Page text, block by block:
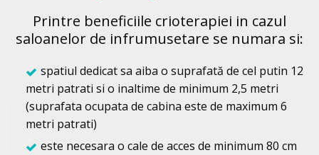
Printre beneficiile crioterapiei in cazul
saloanelor de infrumusetare se numara si:
spatiul dedicat sa aiba o suprafată de cel putin 12
metri patrati si o inaltime de minimum 2,5 metri
(suprafata ocupata de cabina este de maximum 6
metri patrati)
este necesara o cale de acces de minimum 80 cm